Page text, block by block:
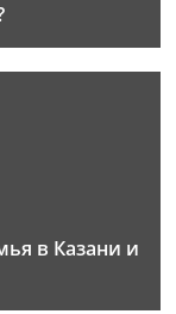
в Казани и